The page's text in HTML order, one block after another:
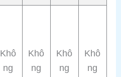
Khô
ng
Khô
ng
Khô
ng
Khô
ng